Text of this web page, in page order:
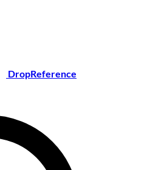
DropReference